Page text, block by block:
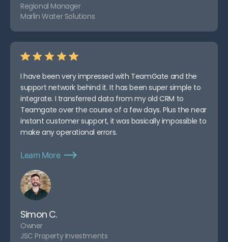
Regional Manager
Marlin Water Solutions
I have been very impressed with TeamGate and the
support network behind it. It has been super simple to
integrate. I transferred data from my old CRM to
Teamgate over the course of a few days. Plus the near
instant customer support, it was basically impossible to
make any operational errors.
Learn More
Simon C.
Owner
JSC Property Investments